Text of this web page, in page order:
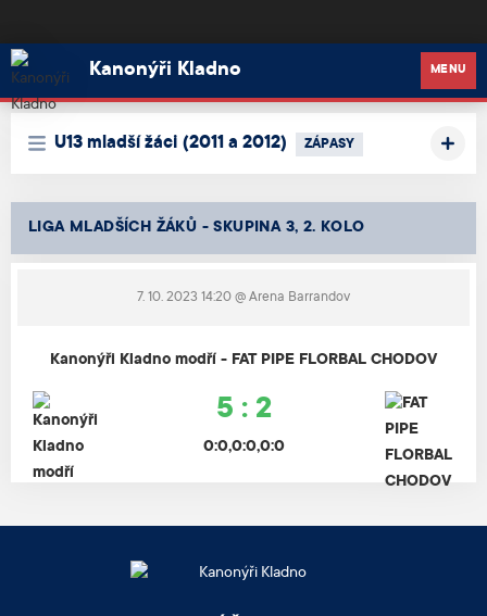
Kanonýři Kladno
Kanonýři Kladno MENU
U13 mladší žáci (2011 a 2012) ZÁPASY
LIGA MLADŠÍCH ŽÁKŮ - SKUPINA 3, 2. KOLO
7. 10. 2023 14:20 @ Arena Barrandov
Kanonýři Kladno modří - FAT PIPE FLORBAL CHODOV
5 : 2
0:0,0:0,0:0